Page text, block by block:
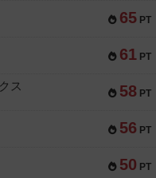
65 PT
61 PT
58 PT
ス
56 PT
50 PT